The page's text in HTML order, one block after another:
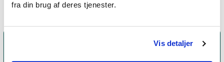
fra din brug af deres tjenester.
Vis detaljer